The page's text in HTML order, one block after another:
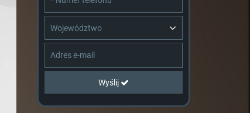
Województwo
Wyślij